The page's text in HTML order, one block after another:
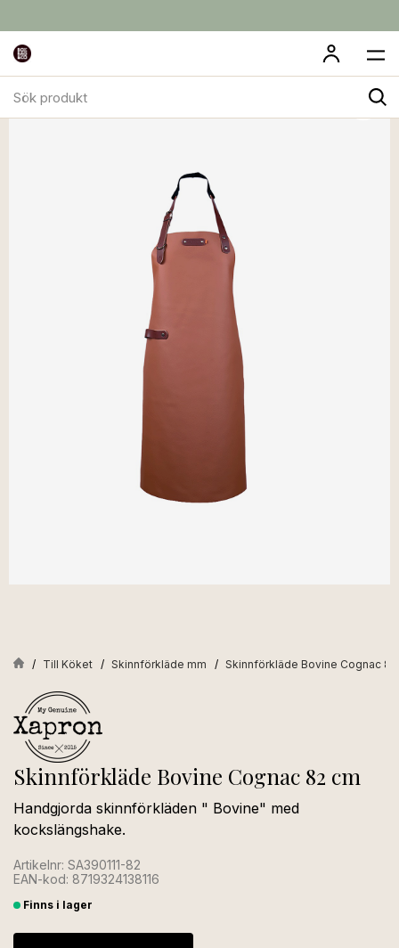
produkt
Till Köket Skinnförkläde mm Skinnförkläde Bovine Cognac
Skinnförkläde Bovine Cognac 82 cm
Handgjorda skinnförkläden " Bovine" med
kockslängshake.
Artikelnr: SA390111-82
EAN-kod: 8719324138116
Finns i lager